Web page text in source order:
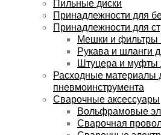
Пильные диски
Принадлежности для
Принадлежности для
Мешки и фильтры
Рукава и шланги
Штуцера и муфты
Расходные материалы
пневмоинструмента
Сварочные аксессуары
Вольфрамовые
Сварочная